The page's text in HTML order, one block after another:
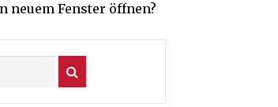
neuem Fenster öffnen?